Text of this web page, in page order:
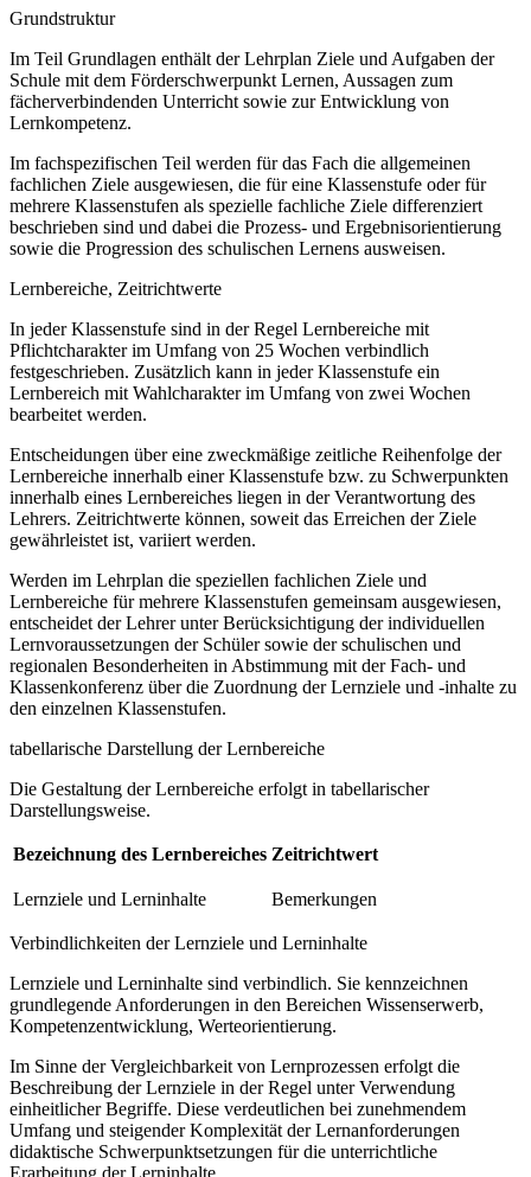
Grundstruktur
Im Teil Grundlagen enthält der Lehrplan Ziele und Aufgaben der
Schule mit dem Förderschwerpunkt Lernen, Aussagen zum
fächerverbindenden Unterricht sowie zur Entwicklung von
Lernkompetenz.
Im fachspezifischen Teil werden für das Fach die allgemeinen
fachlichen Ziele ausgewiesen, die für eine Klassenstufe oder für
mehrere Klassenstufen als spezielle fachliche Ziele differenziert
beschrieben sind und dabei die Prozess- und Ergebnisorientierung
sowie die Progression des schulischen Lernens ausweisen.
Lernbereiche, Zeitrichtwerte
In jeder Klassenstufe sind in der Regel Lernbereiche mit
Pflichtcharakter im Umfang von 25 Wochen verbindlich
festgeschrieben. Zusätzlich kann in jeder Klassenstufe ein
Lernbereich mit Wahlcharakter im Umfang von zwei Wochen
bearbeitet werden.
Entscheidungen über eine zweckmäßige zeitliche Reihenfolge der
Lernbereiche innerhalb einer Klassenstufe bzw. zu Schwerpunkten
innerhalb eines Lernbereiches liegen in der Verantwortung des
Lehrers. Zeitrichtwerte können, soweit das Erreichen der Ziele
gewährleistet ist, variiert werden.
Werden im Lehrplan die speziellen fachlichen Ziele und
Lernbereiche für mehrere Klassenstufen gemeinsam ausgewiesen,
entscheidet der Lehrer unter Berücksichtigung der individuellen
Lernvoraussetzungen der Schüler sowie der schulischen und
regionalen Besonderheiten in Abstimmung mit der Fach- und
Klassenkonferenz über die Zuordnung der Lernziele und -inhalte zu
den einzelnen Klassenstufen.
tabellarische Darstellung der Lernbereiche
Die Gestaltung der Lernbereiche erfolgt in tabellarischer
Darstellungsweise.
Bezeichnung des Lernbereiches Zeitrichtwert
Lernziele und Lerninhalte Bemerkungen
Verbindlichkeiten der Lernziele und Lerninhalte
Lernziele und Lerninhalte sind verbindlich. Sie kennzeichnen
grundlegende Anforderungen in den Bereichen Wissenserwerb,
Kompetenzentwicklung, Werteorientierung.
Im Sinne der Vergleichbarkeit von Lernprozessen erfolgt die
Beschreibung der Lernziele in der Regel unter Verwendung
einheitlicher Begriffe. Diese verdeutlichen bei zunehmendem
Umfang und steigender Komplexität der Lernanforderungen
didaktische Schwerpunktsetzungen für die unterrichtliche